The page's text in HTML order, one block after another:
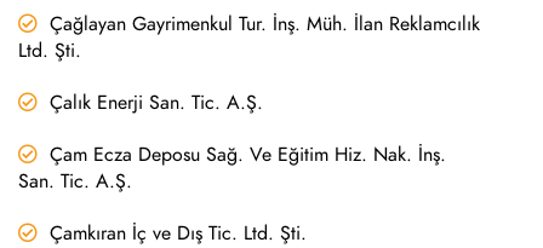
Çağlayan Gayrimenkul Tur. İnş. Müh. İlan Reklamcılık
Ltd. Şti.
Çalık Enerji San. Tic. A.Ş.
Çam Ecza Deposu Sağ. Ve Eğitim Hiz. Nak. İnş.
San. Tic. A.Ş.
Çamkıran İç ve Dış Tic. Ltd. Şti.